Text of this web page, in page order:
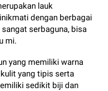
lauk
dengan berbagai
serbaguna, bisa
mi.
yang memiliki warna
yang tipis serta
sedikit biji dan